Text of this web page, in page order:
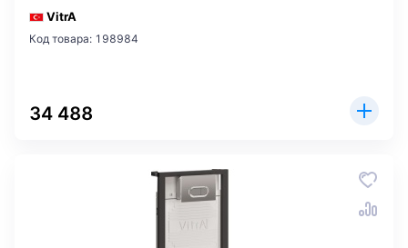
VitrA
Код товара: 198984
34 488